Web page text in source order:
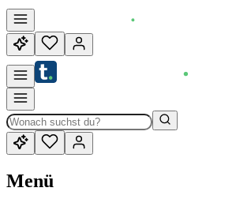
Menü